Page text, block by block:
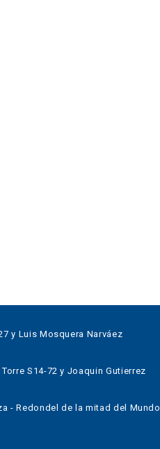
y Luis Mosquera Narváez
S14-72 y Joaquin Gutierrez
- Redondel de la mitad del Mundo